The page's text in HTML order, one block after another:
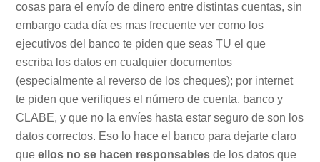
cosas para el envío de dinero entre distintas cuentas, sin
embargo cada día es mas frecuente ver como los
ejecutivos del banco te piden que seas TU el que
escriba los datos en cualquier documentos
(especialmente al reverso de los cheques); por internet
te piden que verifiques el número de cuenta, banco y
CLABE, y que no la envíes hasta estar seguro de son los
datos correctos. Eso lo hace el banco para dejarte claro
queellos no se hacen responsables de los datos que